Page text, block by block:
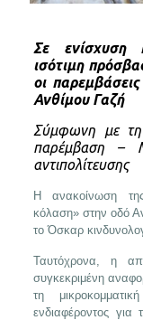
Σε ενίσχυση
ισότιμη
οι
Ανθίμου Γαζή
Σύμφωνη με
παρέμβαση –
αντιπολίτευσης
Η ανακοίνωση
κόλαση» στην οδό
το Όσκαρ
Ταυτόχρονα, η
συγκεκριμένη
τη
ενδιαφέροντος για